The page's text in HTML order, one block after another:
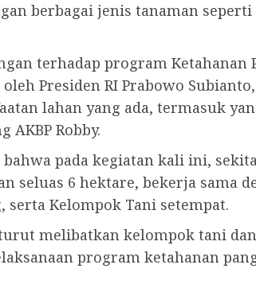
berbagai jenis tanaman seperti
terhadap program Ketahanan
Presiden RI Prabowo
lahan yang ada, termasuk
AKBP Robby.
pada kegiatan kali ini,
seluas 6 hektare, bekerja sama
serta Kelompok Tani setempat.
melibatkan kelompok tani
program ketahanan